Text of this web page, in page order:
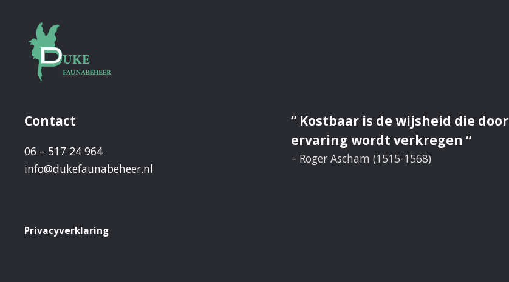
Contact
06 – 517 24 964
info@dukefaunabeheer.nl
” Kostbaar is de wijsheid die door
ervaring wordt verkregen “
– Roger Ascham (1515-1568)
Privacyverklaring